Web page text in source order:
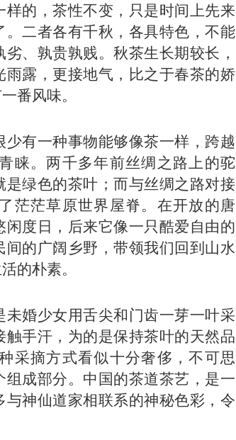
的，茶性不变，只是时间上先来
。二者各有千秋，各具特色，不能
、孰贵孰贱。秋茶生长期较长，
露，更接地气，比之于春茶的娇
番风味。
有一种事物能够像茶一样，跨越
睐。两千多年前丝绸之路上的驼
是绿色的茶叶；而与丝绸之路对接
茫茫草原世界屋脊。在开放的唐
度日，后来它像一只酷爱自由的
的广阔乡野，带领我们回到山水
的朴素。
婚少女用舌尖和门齿一芽一叶采
手汗，为的是保持茶叶的天然品
采摘方式看似十分奢侈，不可思
成部分。中国的茶道茶艺，是一
神仙道家相联系的神秘色彩，令